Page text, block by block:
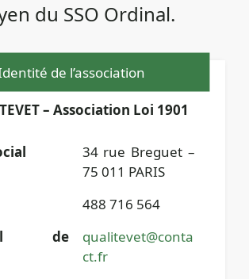
du SSO Ordinal.
de l’association
– Association Loi 1901
34 rue Breguet –
75 011 PARIS
488 716 564
de
qualitevet@conta
ct.fr